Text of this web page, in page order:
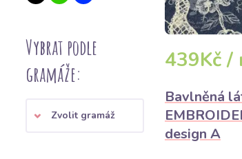
Vybrat podle
gramáže:
Zvolit gramáž
439Kč /
Bavlněná
design A